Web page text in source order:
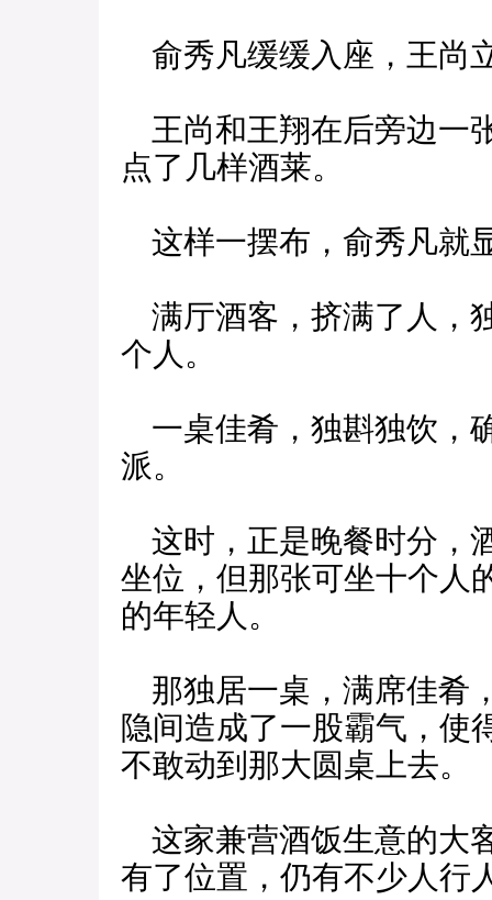
俞秀凡缓缓入座，王尚
王尚和王翔在后旁边一
点了几样酒莱。
这样一摆布，俞秀凡就
满厅酒客，挤满了人，
个人。
一桌佳肴，独斟独饮，
派。
这时，正是晚餐时分，
坐位，但那张可坐十个人
的年轻人。
那独居一桌，满席佳肴
隐间造成了一股霸气，使
不敢动到那大圆桌上去。
这家兼营酒饭生意的大
有了位置，仍有不少人行